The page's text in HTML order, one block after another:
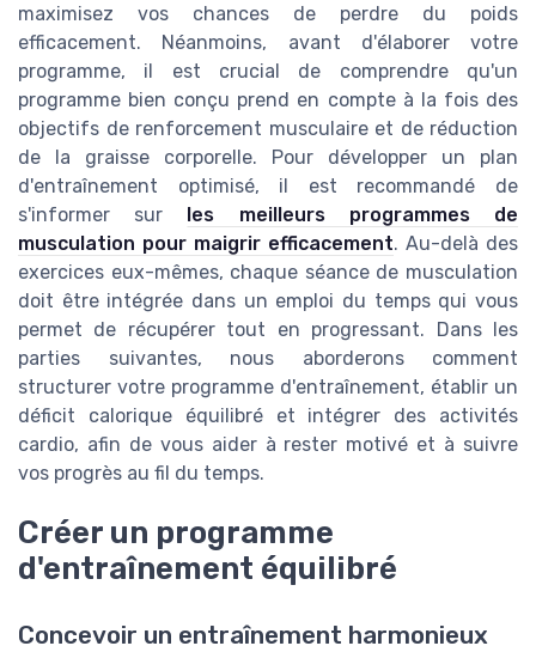
maximisez vos chances de perdre du poids
efficacement. Néanmoins, avant d'élaborer votre
programme, il est crucial de comprendre qu'un
programme bien conçu prend en compte à la fois des
objectifs de renforcement musculaire et de réduction
de la graisse corporelle. Pour développer un plan
d'entraînement optimisé, il est recommandé de
s'informer sur les meilleurs programmes de
musculation pour maigrir efficacement. Au-delà des
exercices eux-mêmes, chaque séance de musculation
doit être intégrée dans un emploi du temps qui vous
permet de récupérer tout en progressant. Dans les
parties suivantes, nous aborderons comment
structurer votre programme d'entraînement, établir un
déficit calorique équilibré et intégrer des activités
cardio, afin de vous aider à rester motivé et à suivre
vos progrès au fil du temps.
Créer un programme
d'entraînement équilibré
Concevoir un entraînement harmonieux